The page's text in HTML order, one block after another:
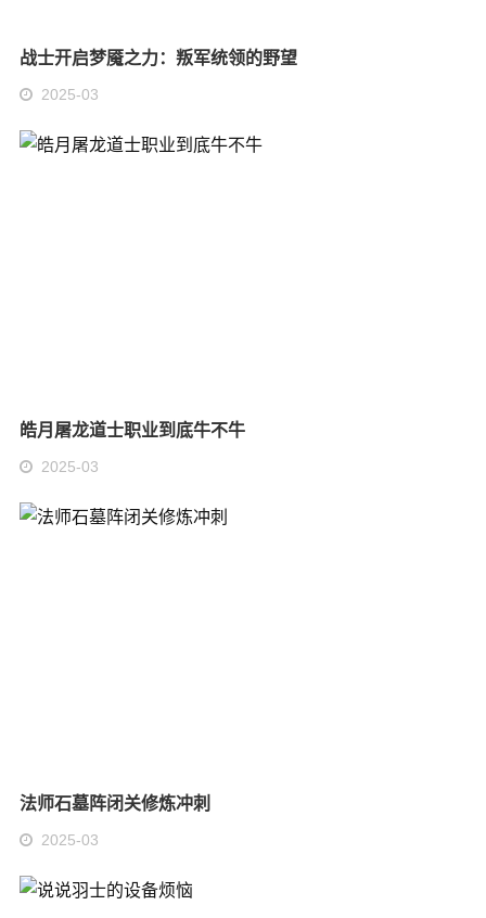
战士开启梦魇之力：叛军统领的野望
2025-03
皓月屠龙道士职业到底牛不牛
2025-03
法师石墓阵闭关修炼冲刺
2025-03